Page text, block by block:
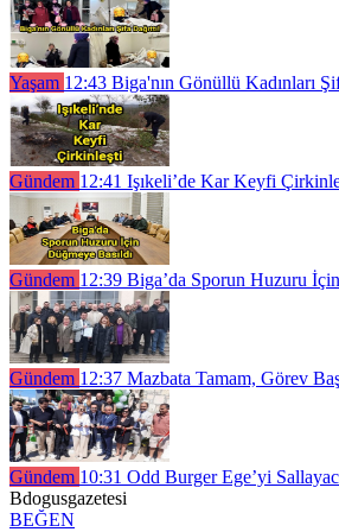
Yaşam 12:43 Biga'nın Gönüllü Kadınları
Gündem 12:41 Işıkeli’de Kar Keyfi
Gündem 12:39 Biga’da Sporun Huzuru
Gündem 12:37 Mazbata Tamam, Görev
Gündem 10:31 Odd Burger Ege’yi
Bdogusgazetesi
BEĞEN